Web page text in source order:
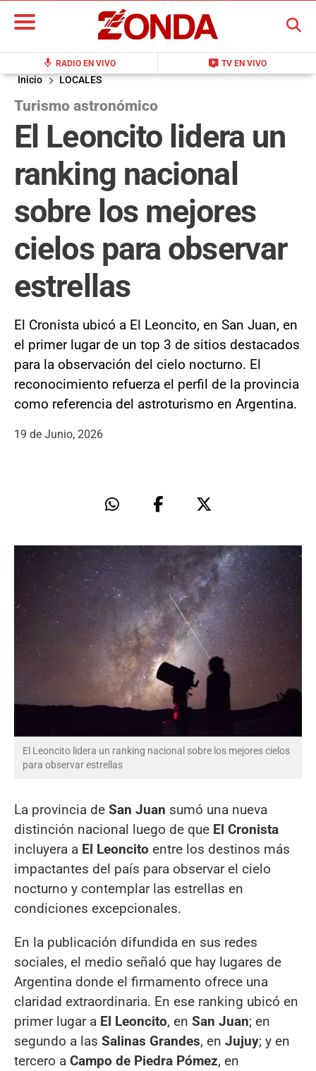
mic RADIO EN VIVO live_tv TV EN VIVO
BUSCAR
Inicio LOCALES
Turismo astronómico
El Leoncito lidera un
ranking nacional
sobre los mejores
cielos para observar
estrellas
El Cronista ubicó a El Leoncito, en San Juan, en
el primer lugar de un top 3 de sitios destacados
para la observación del cielo nocturno. El
reconocimiento refuerza el perfil de la provincia
como referencia del astroturismo en Argentina.
19 de Junio, 2026
El Leoncito lidera un ranking nacional sobre los mejores cielos
para observar estrellas
La provincia de San Juan sumó una nueva
distinción nacional luego de que El Cronista
incluyera a El Leoncito entre los destinos más
impactantes del país para observar el cielo
nocturno y contemplar las estrellas en
condiciones excepcionales.
En la publicación difundida en sus redes
sociales, el medio señaló que hay lugares de
Argentina donde el firmamento ofrece una
claridad extraordinaria. En ese ranking ubicó en
primer lugar a El Leoncito, en San Juan; en
segundo a las Salinas Grandes, en Jujuy; y en
tercero a Campo de Piedra Pómez, en